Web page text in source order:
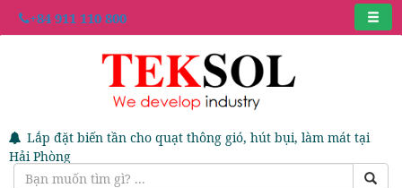
+84 911 110 800
Lắp đặt biến tần cho quạt thông gió, hút bụi, làm mát tại
Hải Phòng